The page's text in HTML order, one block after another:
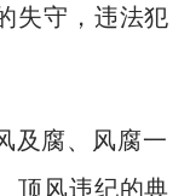
失守，违法犯
及腐、风腐一
顶风违纪的典